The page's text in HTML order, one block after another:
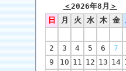
＜2026年8月 ＞
日
月 火 水 木 金
2
3 4 5 6 7
9
10 11 12 13 14